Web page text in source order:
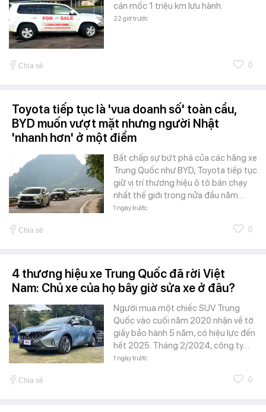
cán mốc 1 triệu km lưu hành.
22 giờ trước
Chia sẻ 0
Toyota tiếp tục là 'vua doanh số' toàn cầu,
BYD muốn vượt mặt nhưng người Nhật
'nhanh hơn' ở một điểm
Bất chấp sự bứt phá của các hãng xe
Trung Quốc như BYD, Toyota tiếp tục
giữ vị trí thương hiệu ô tô bán chạy
nhất thế giới trong nửa đầu năm…
1 ngày trước
Chia sẻ 0
4 thương hiệu xe Trung Quốc đã rời Việt
Nam: Chủ xe của họ bây giờ sửa xe ở đâu?
Người mua một chiếc SUV Trung
Quốc vào cuối năm 2020 nhận về tờ
giấy bảo hành 5 năm, có hiệu lực đến
hết 2025. Tháng 2/2024, công ty…
1 ngày trước
Chia sẻ 0